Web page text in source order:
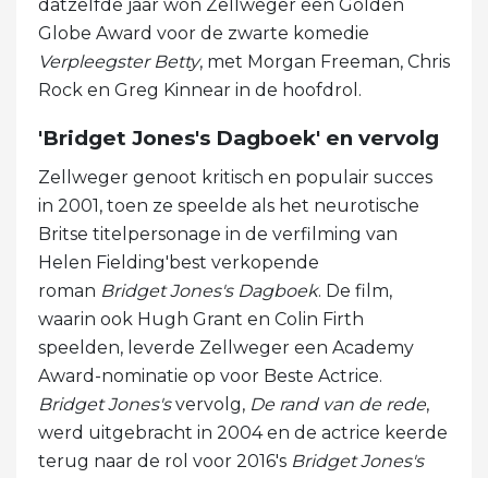
datzelfde jaar won Zellweger een Golden
Globe Award voor de zwarte komedie
Verpleegster Betty, met Morgan Freeman, Chris
Rock en Greg Kinnear in de hoofdrol.
'Bridget Jones's Dagboek' en vervolg
Zellweger genoot kritisch en populair succes
in 2001, toen ze speelde als het neurotische
Britse titelpersonage in de verfilming van
Helen Fielding'best verkopende
roman Bridget Jones's Dagboek. De film,
waarin ook Hugh Grant en Colin Firth
speelden, leverde Zellweger een Academy
Award-nominatie op voor Beste Actrice.
Bridget Jones'svervolg, De rand van de rede,
werd uitgebracht in 2004 en de actrice keerde
terug naar de rol voor 2016's Bridget Jones's